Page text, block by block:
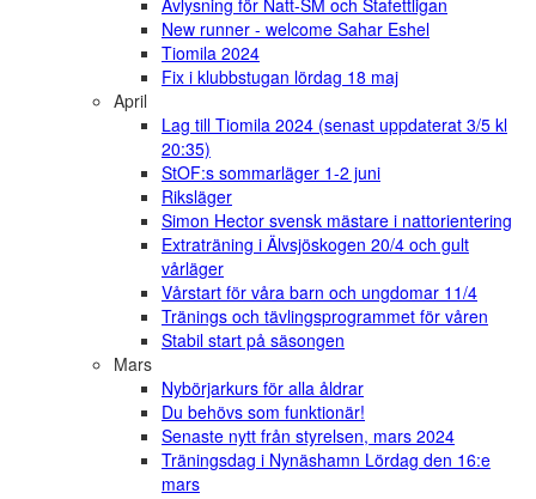
Avlysning för Natt-SM och Stafettligan
New runner - welcome Sahar Eshel
Tiomila 2024
Fix i klubbstugan lördag 18 maj
April
Lag till Tiomila 2024 (senast uppdaterat 3/5 kl
20:35)
StOF:s sommarläger 1-2 juni
Riksläger
Simon Hector svensk mästare i nattorientering
Extraträning i Älvsjöskogen 20/4 och gult
vårläger
Vårstart för våra barn och ungdomar 11/4
Tränings och tävlingsprogrammet för våren
Stabil start på säsongen
Mars
Nybörjarkurs för alla åldrar
Du behövs som funktionär!
Senaste nytt från styrelsen, mars 2024
Träningsdag i Nynäshamn Lördag den 16:e
mars